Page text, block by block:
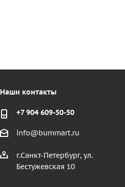
Наши контакты
+7 904 609-50-50
info@bummart.ru
г.Санкт-Петербург, ул.
Бестужевская 10